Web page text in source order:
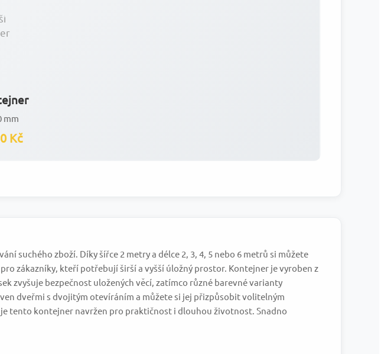
mm
Kč
suchého zboží. Díky šířce 2 metry a délce 2, 3, 4, 5 nebo 6 metrů si můžete
zákazníky, kteří potřebují širší a vyšší úložný prostor. Kontejner je vyroben z
zvyšuje bezpečnost uložených věcí, zatímco různé barevné varianty
dveřmi s dvojitým otevíráním a můžete si jej přizpůsobit volitelným
tento kontejner navržen pro praktičnost i dlouhou životnost. Snadno